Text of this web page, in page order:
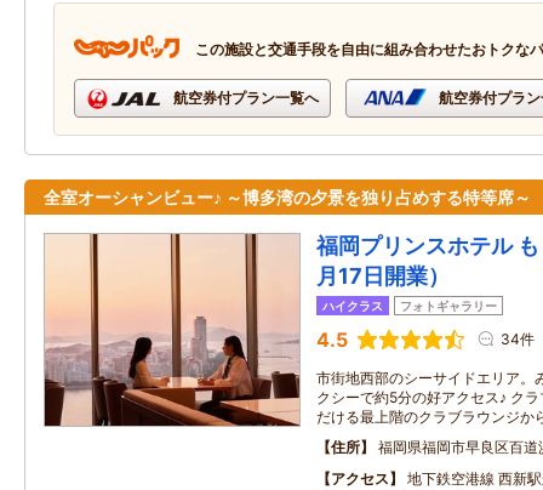
この施設と交通手段を自由に組み合わせたおトクな
航空券付プラン一覧へ 航空券付プラ
全室オーシャンビュー♪ ～博多湾の夕景を独り占めする特等席～
福岡プリンスホテル
月17日開業）
ハイクラス フォトギャラリー
4.5 34件
市街地西部のシーサイドエリア
クシーで約5分の好アクセス♪ ク
だける最上階のクラブラウンジか
住所
福岡県福岡市早良区百
アクセス
地下鉄空港線 西新